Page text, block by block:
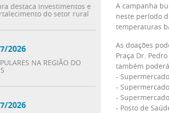
A campanha
neste período
temperaturas
As doações
Praça Dr.
também
-
-
-
- Posto de
destaca investimentos e
do setor rural
2026
NA REGIÃO DO
2026